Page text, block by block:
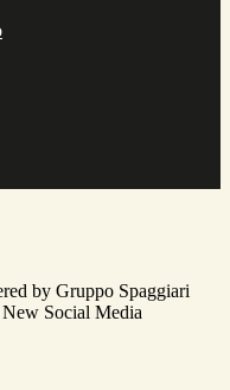
by Gruppo Spaggiari
Social Media